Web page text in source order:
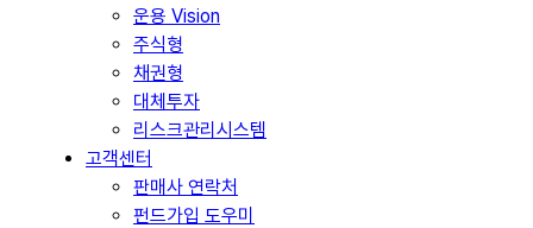
운용 Vision
주식형
채권형
대체투자
리스크관리시스템
고객센터
판매사 연락처
펀드가입 도우미